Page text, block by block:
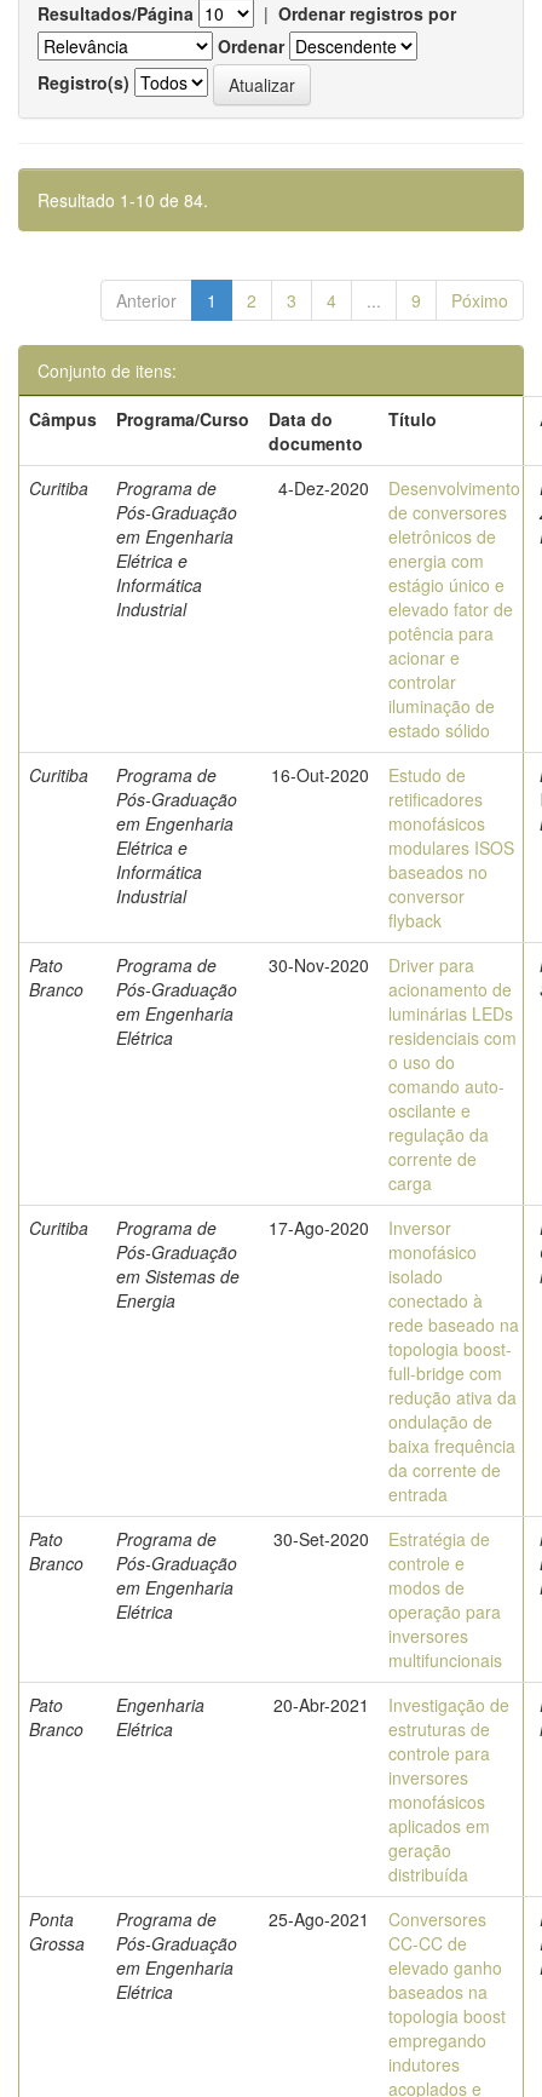
Resultados/Página | Ordenar registros por
Ordenar
Registro(s)
Resultado 1-10 de 84.
Anterior 1 2 3 4 ... 9 Póximo
Conjunto de itens:
Câmpus
Programa/Curso
Data do
documento
Título
Curitiba
Programa de
Pós-Graduação
em Engenharia
Elétrica e
Informática
Industrial
4-Dez-2020
Desenvolvimento
de conversores
eletrônicos de
energia com
estágio único e
elevado fator de
potência para
acionar e
controlar
iluminação de
estado sólido
Curitiba
Programa de
Pós-Graduação
em Engenharia
Elétrica e
Informática
Industrial
16-Out-2020
Estudo de
retificadores
monofásicos
modulares ISOS
baseados no
conversor
flyback
Pato
Branco
Programa de
Pós-Graduação
em Engenharia
Elétrica
30-Nov-2020
Driver para
acionamento de
luminárias LEDs
residenciais com
o uso do
comando auto-
oscilante e
regulação da
corrente de
carga
Curitiba
Programa de
Pós-Graduação
em Sistemas de
Energia
17-Ago-2020
Inversor
monofásico
isolado
conectado à
rede baseado na
topologia boost-
full-bridge com
redução ativa da
ondulação de
baixa frequência
da corrente de
entrada
Pato
Branco
Programa de
Pós-Graduação
em Engenharia
Elétrica
30-Set-2020
Estratégia de
controle e
modos de
operação para
inversores
multifuncionais
Pato
Branco
Engenharia
Elétrica
20-Abr-2021
Investigação de
estruturas de
controle para
inversores
monofásicos
aplicados em
geração
distribuída
Ponta
Grossa
Programa de
Pós-Graduação
em Engenharia
Elétrica
25-Ago-2021
Conversores
CC-CC de
elevado ganho
baseados na
topologia boost
empregando
indutores
acoplados e